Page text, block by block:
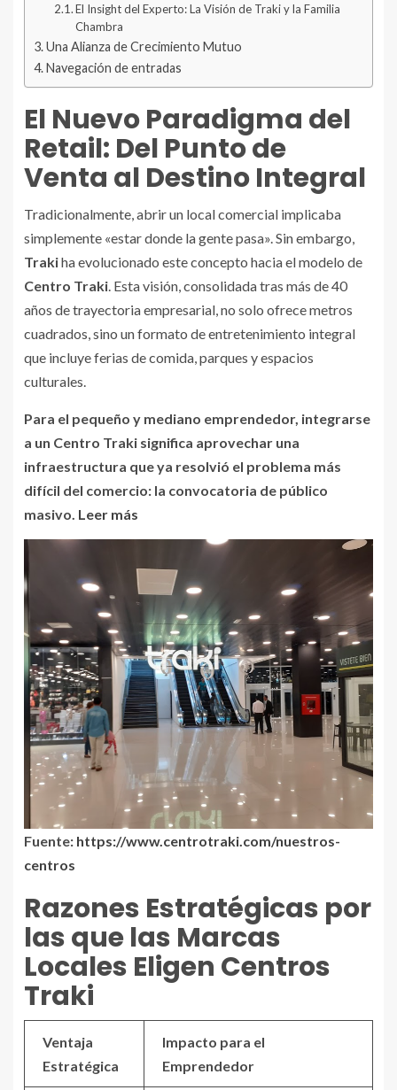
El Insight del Experto: La Visión de Traki y la Familia
Chambra
Una Alianza de Crecimiento Mutuo
Navegación de entradas
El Nuevo Paradigma del
Retail: Del Punto de
Venta al Destino Integral
Tradicionalmente, abrir un local comercial implicaba
simplemente «estar donde la gente pasa». Sin embargo,
Trakiha evolucionado este concepto hacia el modelo de
Centro Traki . Esta visión, consolidada tras más de 40
años de trayectoria empresarial, no solo ofrece metros
cuadrados, sino un formato de entretenimiento integral
que incluye ferias de comida, parques y espacios
culturales.
Para el pequeño y mediano emprendedor, integrarse
a un Centro Traki significa aprovechar una
infraestructura que ya resolvió el problema más
difícil del comercio: la convocatoria de público
masivo. Leer más
Fuente: https://www.centrotraki.com/nuestros-
centros
Razones Estratégicas por
las que las Marcas
Locales Eligen Centros
Traki
Ventaja
Estratégica
Impacto para el
Emprendedor